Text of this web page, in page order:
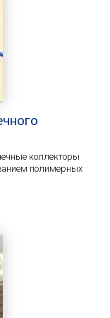
коллекторы
полимерных